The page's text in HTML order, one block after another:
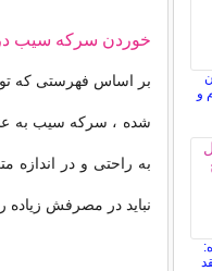
خوردن سرکه سیب در
بر اساس فهرستی که
شده ، سرکه سیب به
به راحتی و در اندازه
نباید در مصرفش زیاده
و